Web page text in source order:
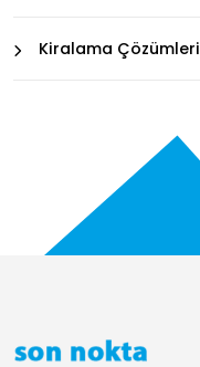
Kiralama Çözümleri